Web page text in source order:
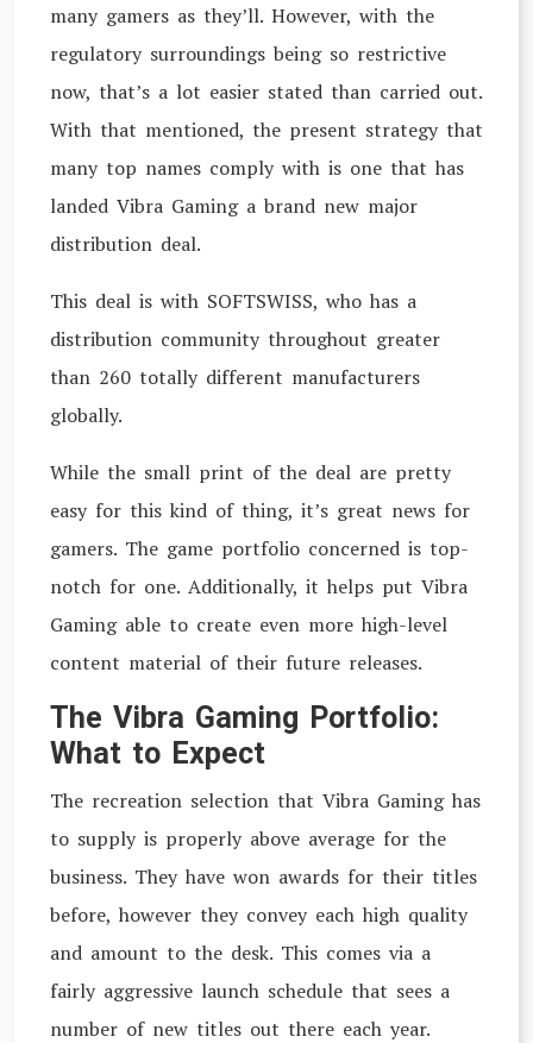
many gamers as they’ll. However, with the
regulatory surroundings being so restrictive
now, that’s a lot easier stated than carried out.
With that mentioned, the present strategy that
many top names comply with is one that has
landed Vibra Gaming a brand new major
distribution deal.
This deal is with SOFTSWISS, who has a
distribution community throughout greater
than 260 totally different manufacturers
globally.
While the small print of the deal are pretty
easy for this kind of thing, it’s great news for
gamers. The game portfolio concerned is top-
notch for one. Additionally, it helps put Vibra
Gaming able to create even more high-level
content material of their future releases.
The Vibra Gaming Portfolio:
What to Expect
The recreation selection that Vibra Gaming has
to supply is properly above average for the
business. They have won awards for their titles
before, however they convey each high quality
and amount to the desk. This comes via a
fairly aggressive launch schedule that sees a
number of new titles out there each year.